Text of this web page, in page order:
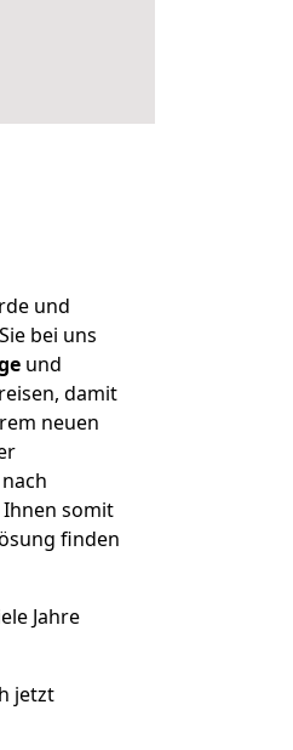
und
bei uns
und
damit
neuen
somit
finden
Jahre
jetzt